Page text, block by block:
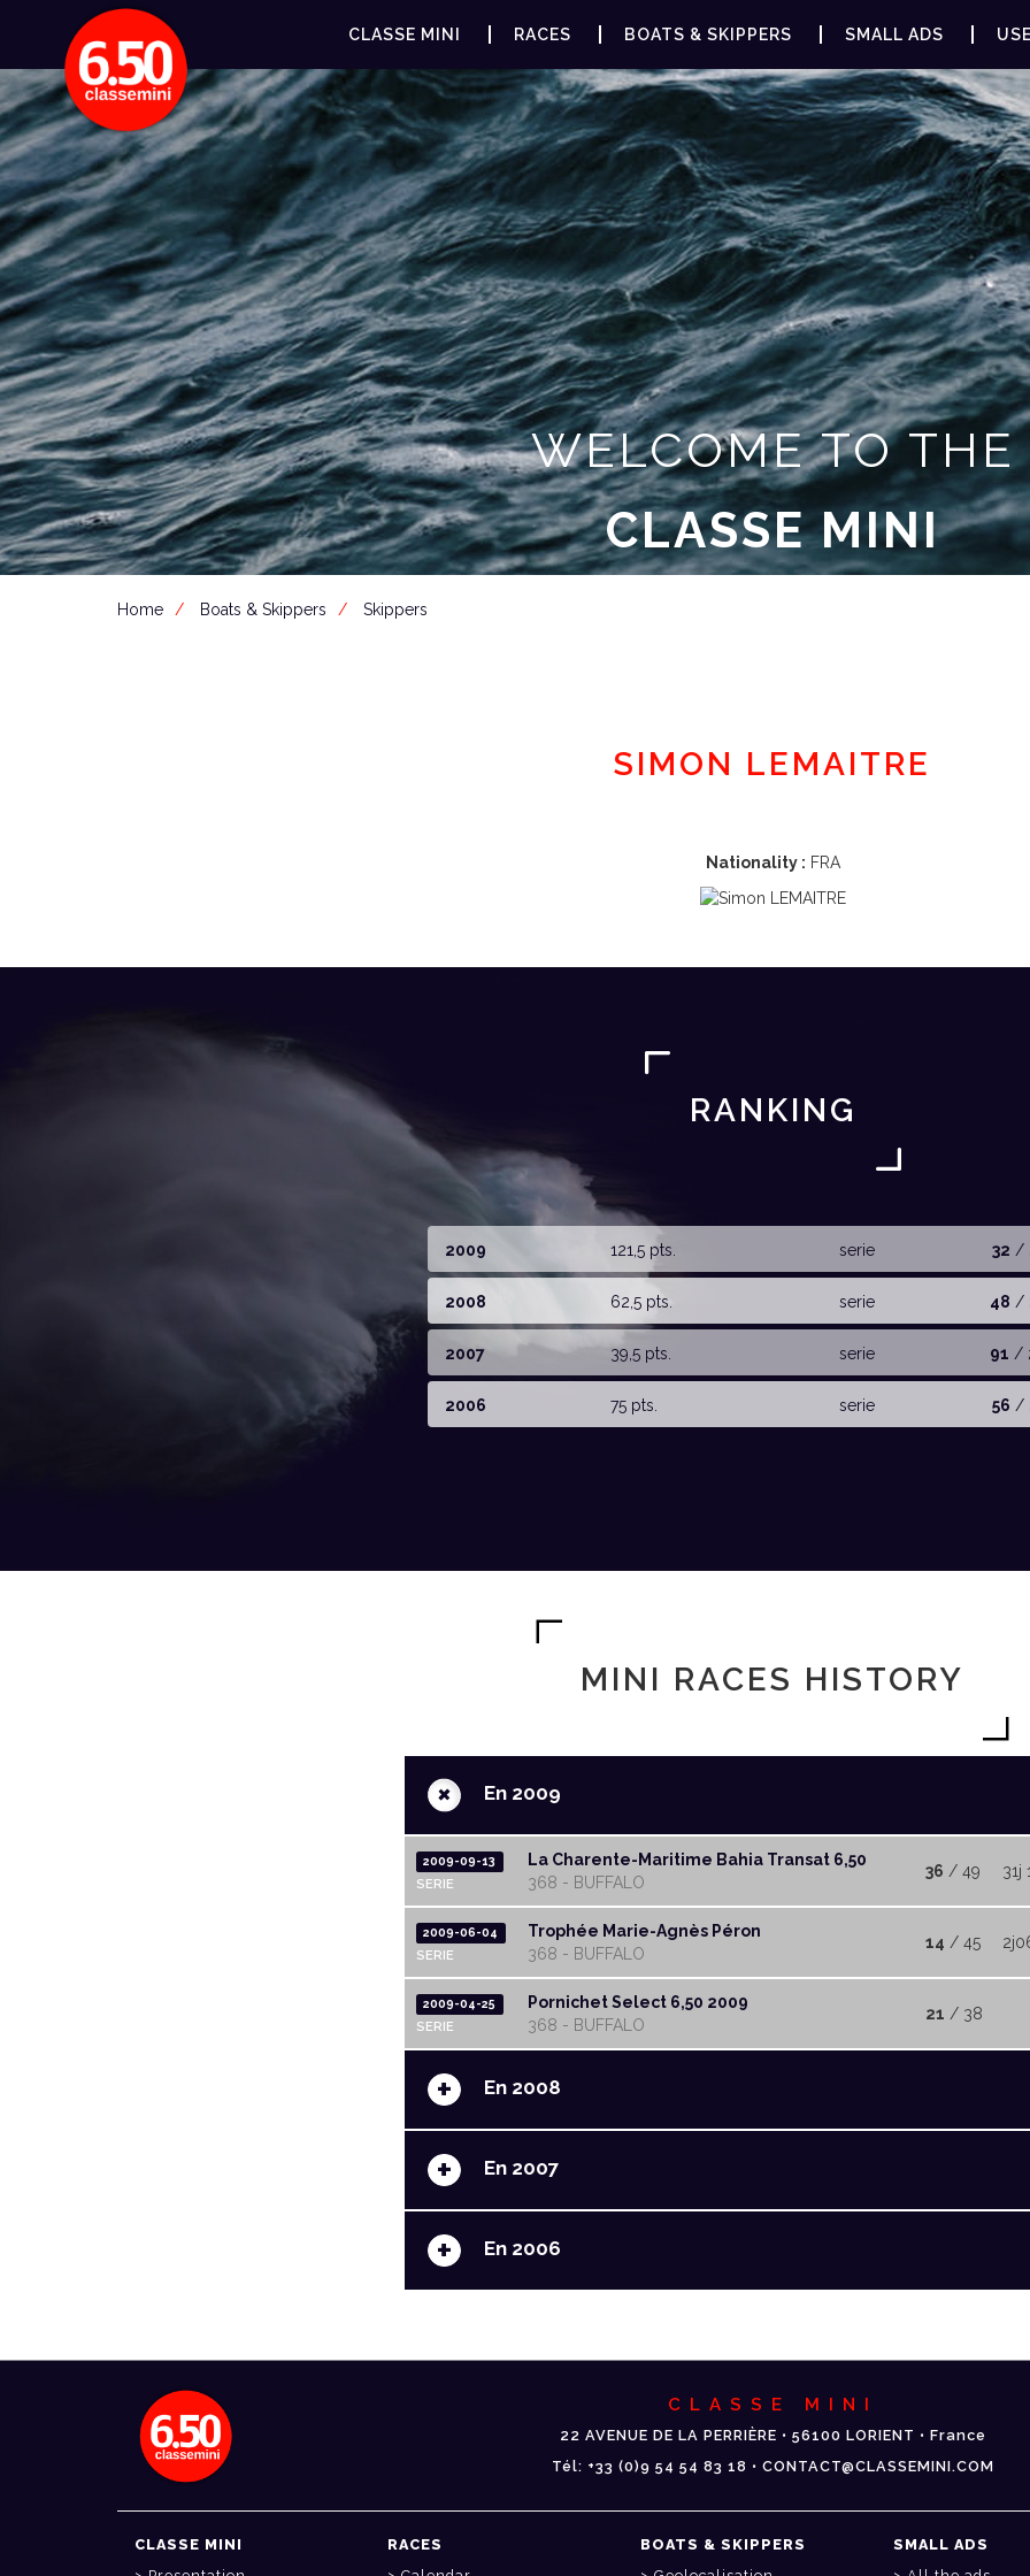
CLASSE MINI RACES BOATS & SKIPPERS SMALL ADS
WELCOME TO THE
CLASSE MINI
Home Boats & Skippers Skippers
SIMON LEMAITRE
Nationality : FRA
RANKING
2009 121,5 pts. serie 32 /
2008 62,5 pts. serie 48 /
2007 39,5 pts. serie 91 /
2006 75 pts. serie 56 /
MINI RACES HISTORY
+ En 2009
2009-09-13
SERIE
La Charente-Maritime Bahia Transat 6,50
368 - BUFFALO
36 / 49 31j
2009-06-04
SERIE
Trophée Marie-Agnès Péron
368 - BUFFALO
14 / 45
2009-04-25
SERIE
Pornichet Select 6,50 2009
368 - BUFFALO
21 / 38
+ En 2008
+ En 2007
+ En 2006
CLASSE MINI
22 AVENUE DE LA PERRIÈRE • 56100 LORIENT • France
Tél: +33 (0)9 54 54 83 18 • CONTACT@CLASSEMINI.COM
CLASSE MINI
RACES
BOATS & SKIPPERS
SMALL ADS